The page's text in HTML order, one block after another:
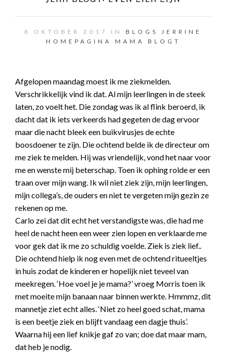
8 OKTOBER 2017 IN BLOGS JERRINE
HOMEPAGINA
MAMA BLOGT
Afgelopen maandag moest ik me ziekmelden.
Verschrikkelijk vind ik dat. Al mijn leerlingen in de steek
laten, zo voelt het. Die zondag was ik al flink beroerd, ik
dacht dat ik iets verkeerds had gegeten de dag ervoor
maar die nacht bleek een buikvirusjes de echte
boosdoener te zijn. Die ochtend belde ik de directeur om
me ziek te melden. Hij was vriendelijk, vond het naar voor
me en wenste mij beterschap. Toen ik ophing rolde er een
traan over mijn wang. Ik wil niet ziek zijn, mijn leerlingen,
mijn collega’s, de ouders en niet te vergeten mijn gezin ze
rekenen op me.
Carlo zei dat dit echt het verstandigste was, die had me
heel de nacht heen een weer zien lopen en verklaarde me
voor gek dat ik me zo schuldig voelde. Ziek is ziek lief..
Die ochtend hielp ik nog even met de ochtend ritueeltjes
in huis zodat de kinderen er hopelijk niet teveel van
meekregen. ‘Hoe voel je je mama?’ vroeg Morris toen ik
met moeite mijn banaan naar binnen werkte. Hmmmz, dit
mannetje ziet echt alles. ‘Niet zo heel goed schat, mama
is een beetje ziek en blijft vandaag een dagje thuis’.
Waarna hij een lief knikje gaf zo van; doe dat maar mam,
dat heb je nodig.